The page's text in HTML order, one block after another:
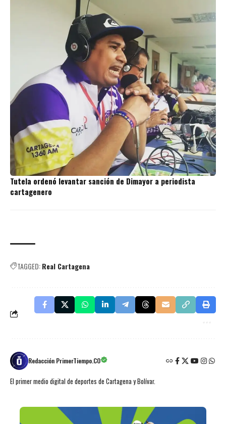
Tutela ordenó levantar sanción de Dimayor a periodista
cartagenero
TAGGED:Real Cartagena
Redacción PrimerTiempo.CO
El primer medio digital de deportes de Cartagena y Bolívar.